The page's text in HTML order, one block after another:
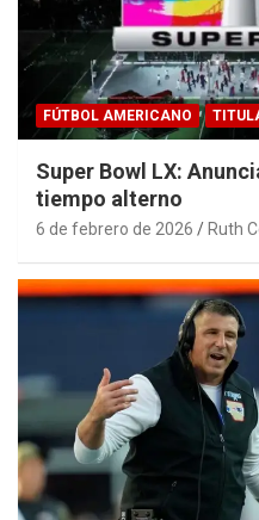
FÚTBOL AMERICANO
Super Bowl LX:
tiempo alterno
6 de febrero de 2026 Ruth